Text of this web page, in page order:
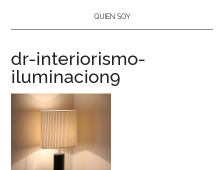
QUIEN SOY
dr-interiorismo-
iluminacion9